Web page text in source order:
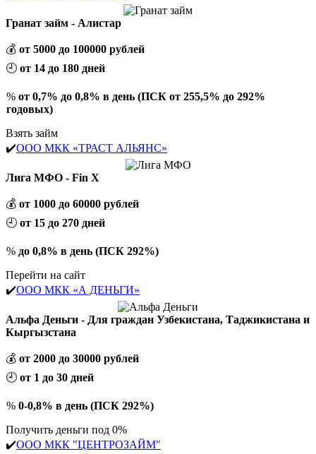
Гранат займ - Алистар
💰 от 5000 до 100000 рублей
🕘 от 14 до 180 дней
% от 0,7% до 0,8% в день (ПСК от 255,5% до 292%
годовых)
Взять займ
✔️ООО МКК «ТРАСТ АЛЬЯНС»
Лига МФО - Fin X
💰 от 1000 до 60000 рублей
🕘 от 15 до 270 дней
% до 0,8% в день (ПСК 292%)
Перейти на сайт
✔️ООО МКК «А ДЕНЬГИ»
Альфа Деньги - Для граждан Узбекистана, Таджикистана и
Кыргызстана
💰 от 2000 до 30000 рублей
🕘 от 1 до 30 дней
% 0-0,8% в день (ПСК 292%)
Получить деньги под 0%
✔️ООО МКК "ЦЕНТРОЗАЙМ"